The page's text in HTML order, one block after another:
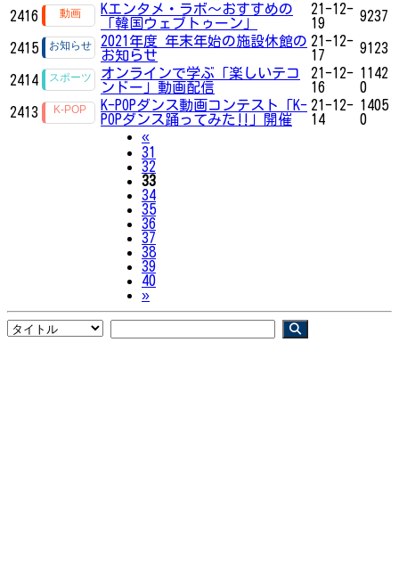
2416
Kエンタメ・ラボ～おすすめの
「韓国ウェブトゥーン」
21-12-
19
9237
2415
2021年度 年末年始の施設休館の
お知らせ
21-12-
17
9123
2414
オンラインで学ぶ「楽しいテコ
ンドー」動画配信
21-12-
16
1142
0
2413
K-POPダンス動画コンテスト「K-
POPダンス踊ってみた‼」開催
21-12-
14
1405
0
«Previous
31
32
33
34
35
36
37
38
39
40
»Next